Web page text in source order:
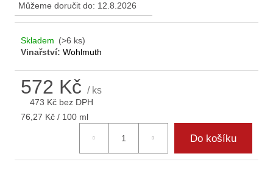
Můžeme doručit do: 12.8.2026
Skladem (>6 ks)
Vinařství:Wohlmuth
572 Kč/ ks
473 Kč bez DPH
Měrná
76,27 Kč / 100 ml
Do košíku
p
e